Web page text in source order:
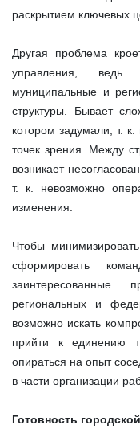
раскрытием ключевых
Другая проблема
управления, ведь
муниципальные и
структуры. Бывает
котором задумали, т.
точек зрения. Между
возникает
т. к. невозможно
изменения.
Чтобы
сформировать
заинтересованные
региональных и
возможно искать
прийти к единению
опираться на опыт
в части организации
Готовность